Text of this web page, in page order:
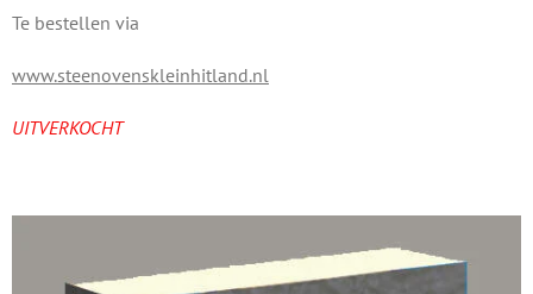
Te bestellen via
www.steenovenskleinhitland.nl
UITVERKOCHT